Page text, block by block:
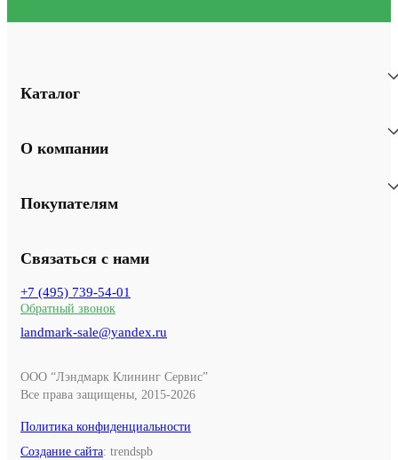
Каталог
О компании
Покупателям
Связаться с нами
+7 (495) 739-54-01
Обратный звонок
landmark-sale@yandex.ru
ООО “Лэндмарк Клининг Сервис”
Все права защищены, 2015-2026
Политика конфиденциальности
Создание сайта: trendspb